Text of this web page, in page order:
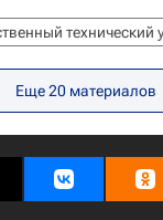
Навигатор
Еще 20 материалов